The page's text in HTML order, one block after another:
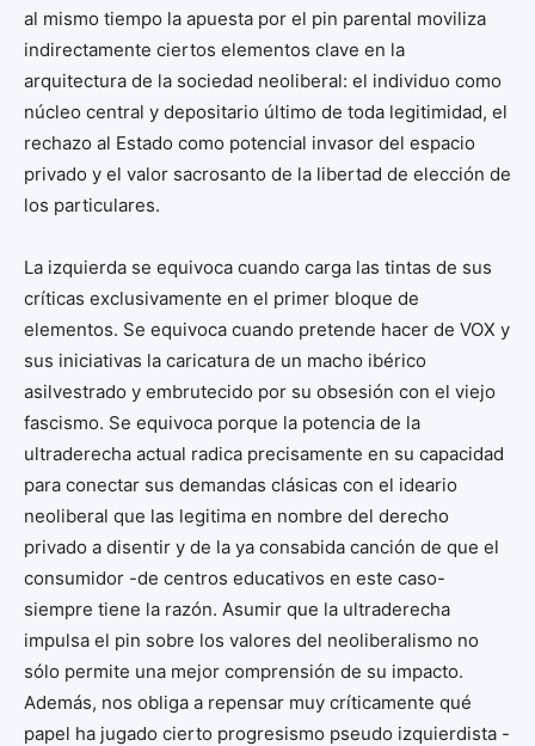
al mismo tiempo la apuesta por el pin parental moviliza
indirectamente ciertos elementos clave en la
arquitectura de la sociedad neoliberal: el individuo como
núcleo central y depositario último de toda legitimidad, el
rechazo al Estado como potencial invasor del espacio
privado y el valor sacrosanto de la libertad de elección de
los particulares.
La izquierda se equivoca cuando carga las tintas de sus
críticas exclusivamente en el primer bloque de
elementos. Se equivoca cuando pretende hacer de VOX y
sus iniciativas la caricatura de un macho ibérico
asilvestrado y embrutecido por su obsesión con el viejo
fascismo. Se equivoca porque la potencia de la
ultraderecha actual radica precisamente en su capacidad
para conectar sus demandas clásicas con el ideario
neoliberal que las legitima en nombre del derecho
privado a disentir y de la ya consabida canción de que el
consumidor -de centros educativos en este caso-
siempre tiene la razón. Asumir que la ultraderecha
impulsa el pin sobre los valores del neoliberalismo no
sólo permite una mejor comprensión de su impacto.
Además, nos obliga a repensar muy críticamente qué
papel ha jugado cierto progresismo pseudo izquierdista -